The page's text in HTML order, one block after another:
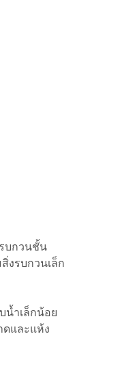
บกวนชั้น
งรบกวนเล็ก
น้ำเล็กน้อย
และแห้ง